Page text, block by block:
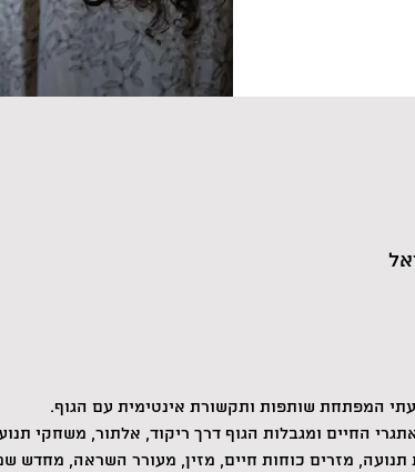
המפתחת שותפות ותקשורת אינטימית עם הגוף.
החיים ומגבלות הגוף דרך ריקוד, אלתור, משחקי
מזרים כוחות חיים, מזין, מעורר השראה, מחדש